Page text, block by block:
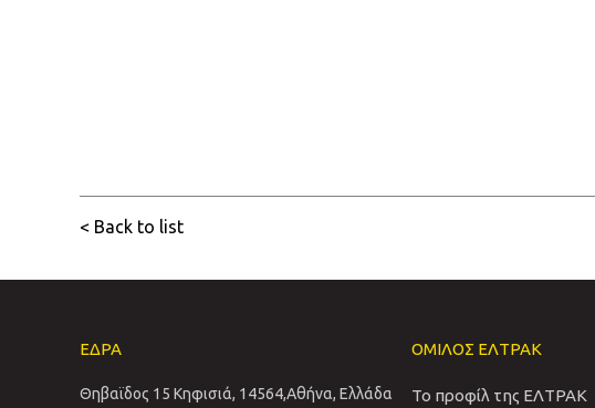
< Back to list
ΕΔΡΑ
Θηβαϊδος 15 Κηφισιά, 14564,Αθήνα, Ελλάδα
ΟΜΙΛΟΣ ΕΛΤΡΑΚ
Το προφίλ της ΕΛΤΡΑΚ